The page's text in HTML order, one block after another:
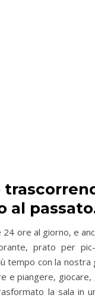
al
24 ore al giorno, e
prato per
tempo con la nostra
e piangere,
la sala in